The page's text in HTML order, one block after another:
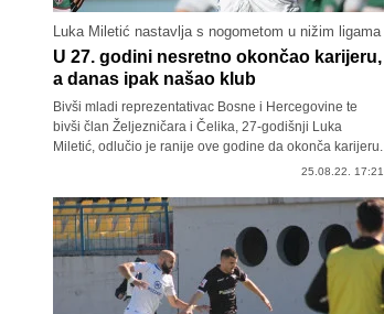
Luka Miletić nastavlja s nogometom u nižim ligama
U 27. godini nesretno okončao karijeru,
a danas ipak našao klub
Bivši mladi reprezentativac Bosne i Hercegovine te
bivši član Željezničara i Čelika, 27-godišnji Luka
Miletić, odlučio je ranije ove godine da okonča karijeru.
25.08.22. 17:21